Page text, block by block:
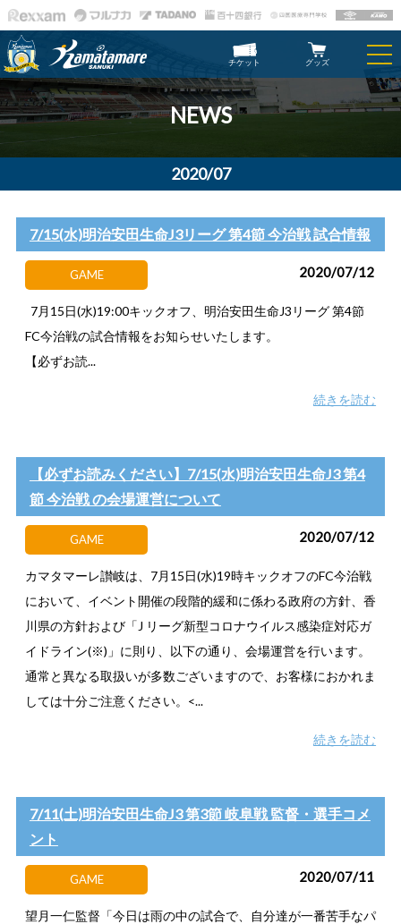
チケット グッズ
NEWS
2020/07
7/15(水)明治安田生命J3リーグ 第4節 今治戦 試合情報
GAME 2020/07/12
7月15日(水)19:00キックオフ、明治安田生命J3リーグ 第4節
FC今治戦の試合情報をお知らせいたします。
【必ずお読...
続きを読む
【必ずお読みください】7/15(水)明治安田生命J3 第4
節 今治戦 の会場運営について
GAME 2020/07/12
カマタマーレ讃岐は、7月15日(水)19時キックオフのFC今治戦
において、イベント開催の段階的緩和に係わる政府の方針、香
川県の方針および「J リーグ新型コロナウイルス感染症対応ガ
イドライン(※)」に則り、以下の通り、会場運営を行います。
通常と異なる取扱いが多数ございますので、お客様におかれま
しては十分ご注意ください。<...
続きを読む
7/11(土)明治安田生命J3 第3節 岐阜戦 監督・選手コメ
ント
GAME 2020/07/11
望月一仁監督「今日は雨の中の試合で、自分達が一番苦手なパ